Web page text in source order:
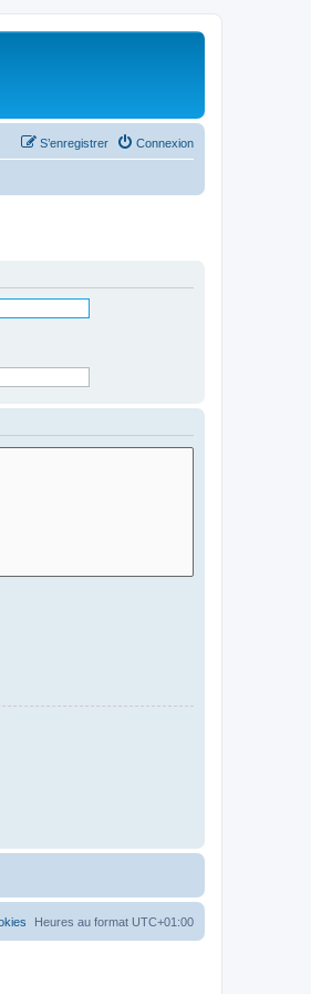
Connexion
S’enregistrer
Heures au format UTC+01:00